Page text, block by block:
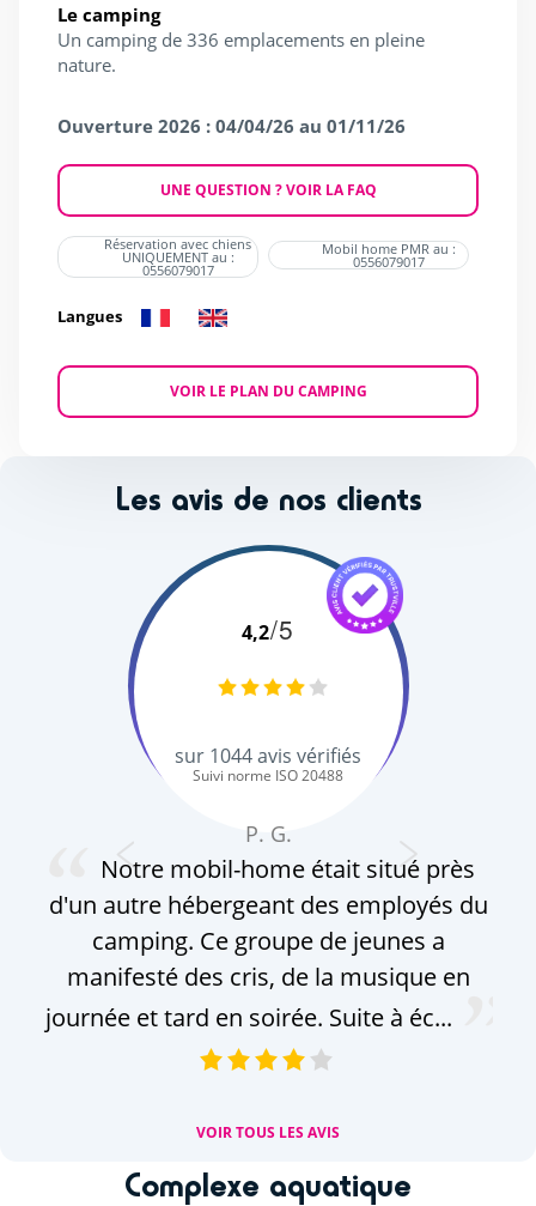
Le camping
Un camping de 336 emplacements en pleine
nature.
Ouverture 2026 : 04/04/26 au 01/11/26
UNE QUESTION ? VOIR LA FAQ
Réservation avec chiens
UNIQUEMENT au :
0556079017
Mobil home PMR au :
0556079017
Langues
VOIR LE PLAN DU CAMPING
Les avis de nos clients
4,2/5
sur 1044avis vérifiés
Suivi norme ISO 20488
P. G.
Notre mobil-home était situé près
d'un autre hébergeant des employés du
camping. Ce groupe de jeunes a
manifesté des cris, de la musique en
journée et tard en soirée. Suite à éc...
VOIR TOUS LES AVIS
Complexe aquatique